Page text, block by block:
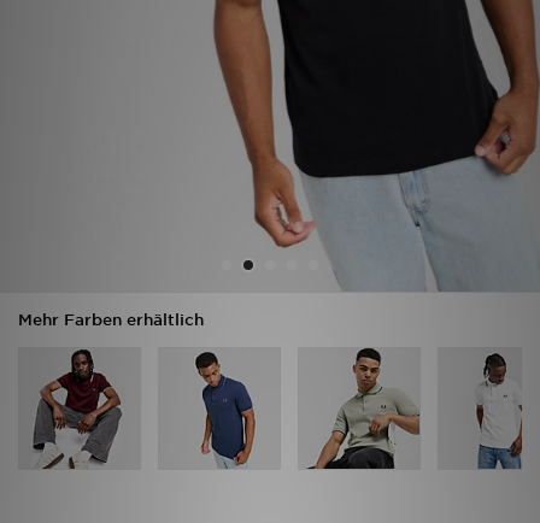
Mehr Farben erhältlich
Bestellverfolgung
Hilfe & Kontakt
Trending Styles